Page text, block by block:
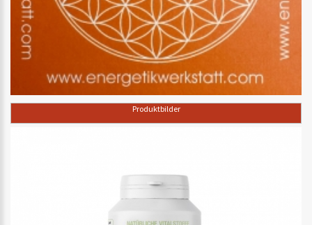
Produktbilder